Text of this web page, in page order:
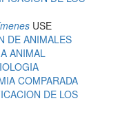
USE
DE ANIMALES
ANIMAL
COMPARADA
DE LOS